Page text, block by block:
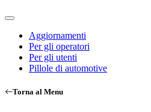
Aggiornamenti
Per gli operatori
Per gli utenti
Pillole di automotive
Torna al Menu